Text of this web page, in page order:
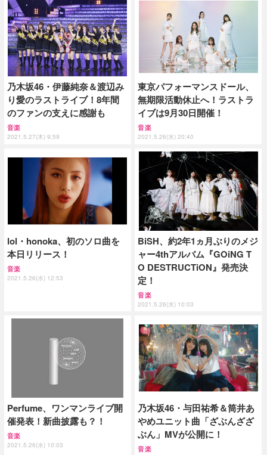
乃木坂46・伊藤純奈＆渡辺み
り愛のラストライブ！8年間
のファンの支えに感謝も
音楽
2021.5.27(木) 9:59
東京パフォーマンスドール、
無期限活動休止へ！ラストラ
イブは9月30日開催！
音楽
2021.5.26(水) 20:40
lol・honoka、初のソロ曲を
本日リリース！
音楽
2021.5.26(水) 12:53
BiSH、約2年1ヵ月ぶりのメジ
ャー4thアルバム『GOiNG T
O DESTRUCTiON』発売決
定！
音楽
2021.5.26(水) 10:03
Perfume、ワンマンライブ開
催発表！新曲披露も？！
音楽
2021.5.26(水) 10:03
乃木坂46・与田祐希＆筒井あ
やめユニット曲「ざぶんざざ
ぶん」MVが公開に！
音楽